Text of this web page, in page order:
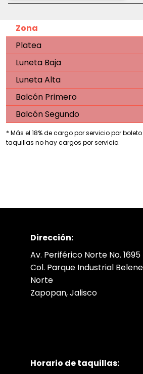
Zona
Platea
Luneta Baja
Luneta Alta
Balcón Primero
Balcón Segundo
* Más el 18% de cargo por servicio por
taquillas no hay cargos por servicio.
Dirección:
Av. Periférico Norte No. 1695
Col. Parque Industrial
Norte
Zapopan, Jalisco
Horario de taquillas: